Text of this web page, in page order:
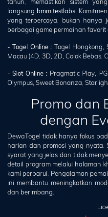
langsung bmm testlabs .
yang terpercaya, bukan hanya
berbagai game permainan favorit
- Togel Online : Togel Hongkong,
Macau (4D, 3D, 2D, Colok Bebas,
- Slot Online : Pragmatic Play,
Olympus, Sweet Bonanza,
Promo dan
dengan
DewaTogel tidak hanya fokus
harian dan promosi yang nyata.
syarat yang jelas dan tidak
detail program melalui halaman
kami perbarui. Pengalaman
ini membantu meningkatkan
dan berimbang.